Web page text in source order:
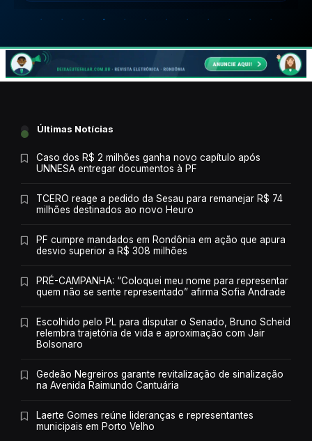
Últimas Notícias
Caso dos R$ 2 milhões ganha novo capítulo após
UNNESA entregar documentos à PF
TCERO reage a pedido da Sesau para remanejar R$ 74
milhões destinados ao novo Heuro
PF cumpre mandados em Rondônia em ação que apura
desvio superior a R$ 308 milhões
PRÉ-CAMPANHA: “Coloquei meu nome para representar
quem não se sente representado” afirma Sofia Andrade
Escolhido pelo PL para disputar o Senado, Bruno Scheid
relembra trajetória de vida e aproximação com Jair
Bolsonaro
Gedeão Negreiros garante revitalização de sinalização
na Avenida Raimundo Cantuária
Laerte Gomes reúne lideranças e representantes
municipais em Porto Velho